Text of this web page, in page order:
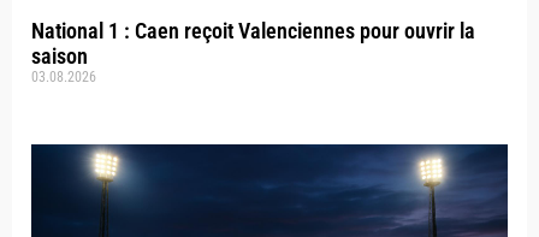
National 1 : Caen reçoit Valenciennes pour ouvrir la
saison
03.08.2026